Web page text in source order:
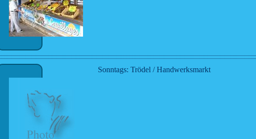
Sonntags: Trödel / Handwerksmarkt